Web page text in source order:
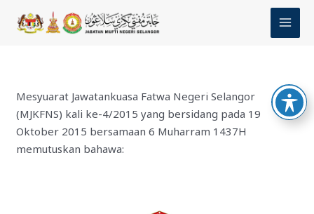
Mesyuarat Jawatankuasa Fatwa Negeri Selangor
(MJKFNS) kali ke-4/2015 yang bersidang pada 19
Oktober 2015 bersamaan 6 Muharram 1437H
memutuskan bahawa: